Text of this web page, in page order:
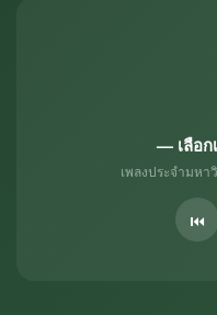
— เลือก
เพลงประจำมห
⏮